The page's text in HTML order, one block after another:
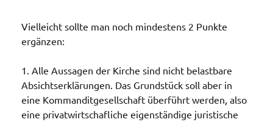
Vielleicht sollte man noch mindestens 2 Punkte
ergänzen:
1. Alle Aussagen der Kirche sind nicht belastbare
Absichtserklärungen. Das Grundstück soll aber in
eine Kommanditgesellschaft überführt werden, also
eine privatwirtschafliche eigenständige juristische